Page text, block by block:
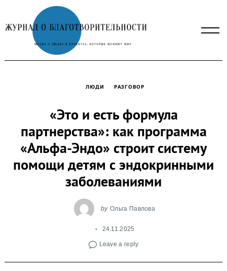
to
content
ЛЮДИ РАЗГОВОР
«Это и есть формула
партнерства»: как программа
«Альфа-Эндо» строит систему
помощи детям с эндокринными
заболеваниями
by Ольга Павлова
24.11.2025
Leave a reply